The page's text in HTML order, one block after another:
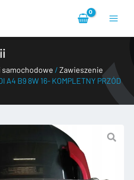
samochodowe / Zawieszenie
A4 B9 8W 16- KOMPLETNY PRZÓD